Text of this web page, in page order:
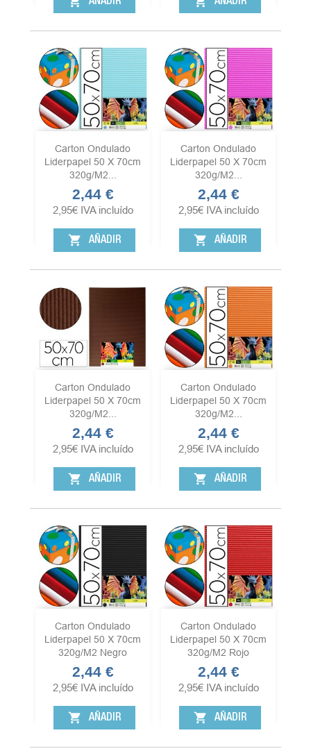
Carton Ondulado
Liderpapel 50 X 70cm
320g/m2...
Precio
2,44 €
2,95€ IVA incluído
shopping_cart AÑADIR
Carton Ondulado
Liderpapel 50 X 70cm
320g/m2...
Precio
2,44 €
2,95€ IVA incluído
shopping_cart AÑADIR
Carton Ondulado
Liderpapel 50 X 70cm
320g/m2...
Precio
2,44 €
2,95€ IVA incluído
shopping_cart AÑADIR
Carton Ondulado
Liderpapel 50 X 70cm
320g/m2...
Precio
2,44 €
2,95€ IVA incluído
shopping_cart AÑADIR
Carton Ondulado
Liderpapel 50 X 70cm
320g/m2 Negro
Precio
2,44 €
2,95€ IVA incluído
shopping_cart AÑADIR
Carton Ondulado
Liderpapel 50 X 70cm
320g/m2 Rojo
Precio
2,44 €
2,95€ IVA incluído
shopping_cart AÑADIR